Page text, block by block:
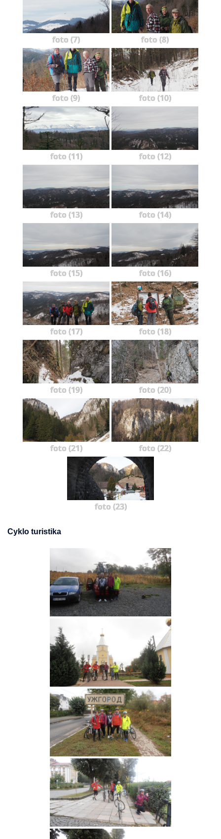
foto (7) foto (8)
foto (9) foto (10)
foto (11) foto (12)
foto (13) foto (14)
foto (15) foto (16)
foto (17) foto (18)
foto (19) foto (20)
foto (21) foto (22)
foto (23)
Cyklo turistika